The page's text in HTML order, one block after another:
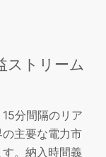
ストリーム
分間隔のリア
主要な電力市
。納入時間義